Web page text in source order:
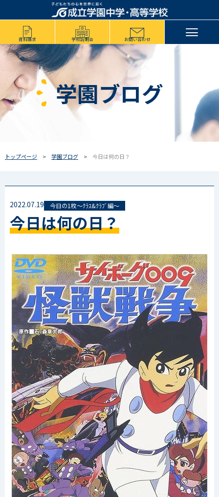
資料請求 学校説明会 お問い合わせ
学園ブログ
トップページ 学園ブログ 今日は何の日？
2022.07.19 今日の1枚～ｸﾗｽ&ｸﾗﾌﾞ編～
今日は何の日？